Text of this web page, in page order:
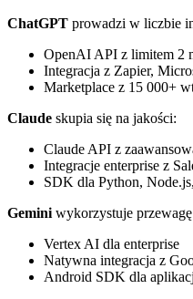
ChatGPT prowadzi w liczbie
OpenAI API z limitem 2
Integracja z Zapier,
Marketplace z 15 000+
Claude skupia się na jakości:
Claude API z
Integracje enterprise z
SDK dla Python,
Gemini wykorzystuje
Vertex AI dla enterprise
Natywna integracja z
Android SDK dla